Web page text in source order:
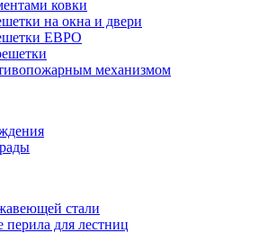
ковки
на окна и двери
ЕВРО
механизмом
стали
перила для лестниц